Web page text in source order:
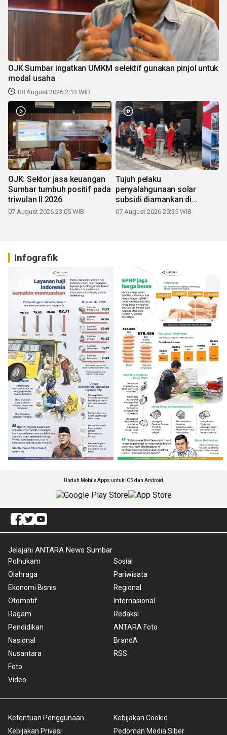
OJK Sumbar ingatkan UMKM selektif gunakan pinjol untuk
modal usaha
08 August 2026 2:13 WIB
OJK: Sektor jasa keuangan
Sumbar tumbuh positif pada
triwulan II 2026
07 August 2026 23:05 WIB
Tujuh pelaku
penyalahgunaan solar
subsidi diamankan di
Sumbar
07 August 2026 20:35 WIB
Infografik
Unduh Mobile Apps untuk iOS dan Android
Jelajahi ANTARA News Sumbar
Polhukam
Olahraga
Ekonomi Bisnis
Otomotif
Ragam
Pendidikan
Nasional
Nusantara
Foto
Video
Sosial
Pariwisata
Regional
Internasional
Redaksi
ANTARA Foto
BrandA
RSS
Ketentuan Penggunaan
Kebijakan Privasi
Kebijakan Cookie
Pedoman Media Siber